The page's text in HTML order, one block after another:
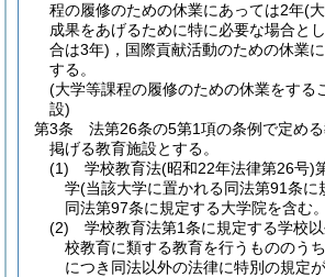
程の履修のための休業にあっては2年(
成果をあげるために特に必要な場合と
合は3年) ，国際貢献活動のための休業
する。
(大学等課程の履修のための休業をする
設)
第3条
法第26条の5第1項の条例で定め
掲げる教育施設とする。
(1)
学校教育法(昭和22年法律第26号)
学(当該大学に置かれる同法第91条に
同法第97条に規定する大学院を含む
(2)
学校教育法第1条に規定する学校
校教育に類する教育を行うもののう
につき同法以外の法律に特別の規定